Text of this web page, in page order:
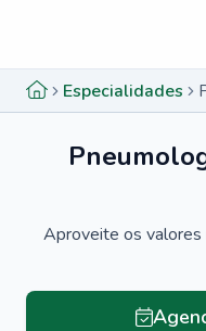
Especialidades
Aproveite os valores